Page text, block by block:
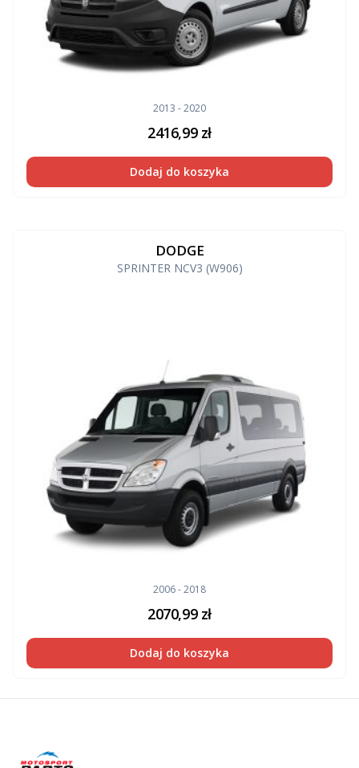
2013 - 2020
2416,99 zł
Dodaj do koszyka
DODGE
SPRINTER NCV3 (W906)
2006 - 2018
2070,99 zł
Dodaj do koszyka